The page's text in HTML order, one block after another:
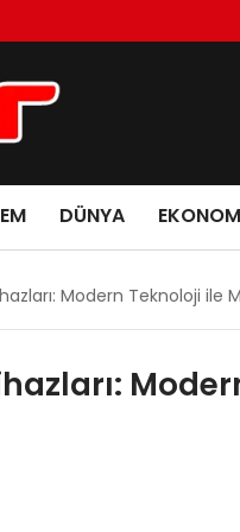
DÜNYA
Modern Teknoloji ile